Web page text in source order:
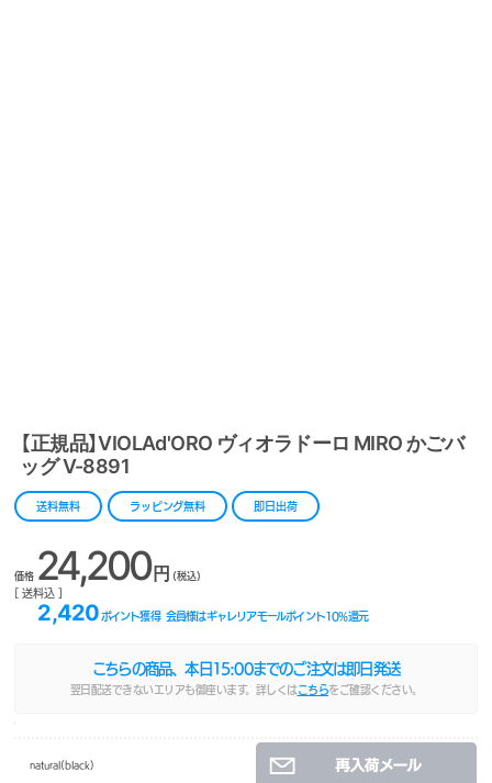
【正規品】VIOLAd'ORO ヴィオラドーロ MIRO かごバ
ッグ V-8891
送料無料 ラッピング無料 即日出荷
価格 24,200円 (税込)
[ 送料込 ]
2,420 ポイント獲得 会員様はギャレリアモールポイント10%還元
こちらの商品、本日 15:00までのご注文は即日発送
翌日配送できないエリアも御座います。詳しくは こちらをご確認ください。
natural(black)